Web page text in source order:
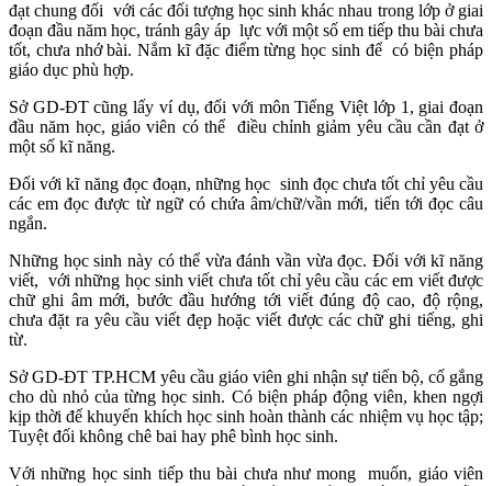
đạt chung đối với các đối tượng học sinh khác nhau trong lớp ở giai
đoạn đầu năm học, tránh gây áp lực với một số em tiếp thu bài chưa
tốt, chưa nhớ bài. Nắm kĩ đặc điểm từng học sinh để có biện pháp
giáo dục phù hợp.
Sở GD-ĐT cũng lấy ví dụ, đối với môn Tiếng Việt lớp 1, giai đoạn
đầu năm học, giáo viên có thể điều chỉnh giảm yêu cầu cần đạt ở
một số kĩ năng.
Đối với kĩ năng đọc đoạn, những học sinh đọc chưa tốt chỉ yêu cầu
các em đọc được từ ngữ có chứa âm/chữ/vần mới, tiến tới đọc câu
ngắn.
Những học sinh này có thể vừa đánh vần vừa đọc. Đối với kĩ năng
viết, với những học sinh viết chưa tốt chỉ yêu cầu các em viết được
chữ ghi âm mới, bước đầu hướng tới viết đúng độ cao, độ rộng,
chưa đặt ra yêu cầu viết đẹp hoặc viết được các chữ ghi tiếng, ghi
từ.
Sở GD-ĐT TP.HCM yêu cầu giáo viên ghi nhận sự tiến bộ, cố gắng
cho dù nhỏ của từng học sinh. Có biện pháp động viên, khen ngợi
kịp thời để khuyến khích học sinh hoàn thành các nhiệm vụ học tập;
Tuyệt đối không chê bai hay phê bình học sinh.
Với những học sinh tiếp thu bài chưa như mong muốn, giáo viên